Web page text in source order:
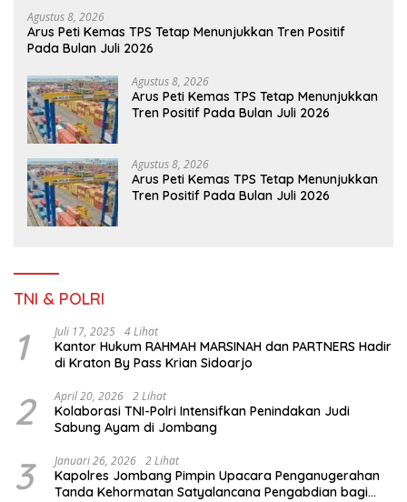
Agustus 8, 2026
Arus Peti Kemas TPS Tetap Menunjukkan Tren Positif
Pada Bulan Juli 2026
Agustus 8, 2026
Arus Peti Kemas TPS Tetap Menunjukkan
Tren Positif Pada Bulan Juli 2026
Agustus 8, 2026
Arus Peti Kemas TPS Tetap Menunjukkan
Tren Positif Pada Bulan Juli 2026
TNI & POLRI
1 Juli 17, 2025 4 Lihat
Kantor Hukum RAHMAH MARSINAH dan PARTNERS Hadir
di Kraton By Pass Krian Sidoarjo
2 April 20, 2026 2 Lihat
Kolaborasi TNI-Polri Intensifkan Penindakan Judi
Sabung Ayam di Jombang
3 Januari 26, 2026 2 Lihat
Kapolres Jombang Pimpin Upacara Penganugerahan
Tanda Kehormatan Satyalancana Pengabdian bagi